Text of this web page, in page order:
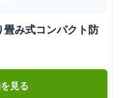
み式コンパクト防
見る